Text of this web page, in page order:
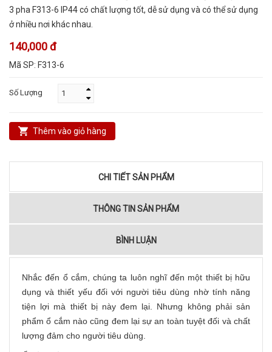
3 pha F313-6 IP44 có chất lượng tốt, dễ sử dụng và có thể sử dụng
ở nhiều nơi khác nhau.
140,000 đ
Mã SP: F313-6
Số Lượng
Thêm vào giỏ hàng
CHI TIẾT SẢN PHẨM
THÔNG TIN SẢN PHẨM
BÌNH LUẬN
Nhắc đến ổ cắm, chúng ta luôn nghĩ đến một thiết bị hữu
dụng và thiết yếu đối với người tiêu dùng nhờ tính năng
tiện lợi mà thiết bị này đem lại. Nhưng không phải sản
phẩm ổ cắm nào cũng đem lại sự an toàn tuyệt đối và chất
lượng đảm cho người tiêu dùng.